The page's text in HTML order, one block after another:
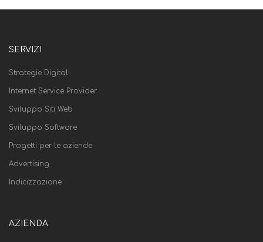
SERVIZI
Strategie Digitali
Internet Service Provider
Sviluppo Siti Web
Sviluppo Software
Progetti per le aziende
Advertising
Indicizzazione
AZIENDA